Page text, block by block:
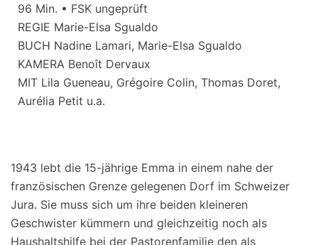
96 Min. • FSK ungeprüft
REGIE Marie-Elsa Sgualdo
BUCH Nadine Lamari, Marie-Elsa Sgualdo
KAMERA Benoît Dervaux
MIT Lila Gueneau, Grégoire Colin, Thomas Doret,
Aurélia Petit u.a.
1943 lebt die 15-jährige Emma in einem nahe der
französischen Grenze gelegenen Dorf im Schweizer
Jura. Sie muss sich um ihre beiden kleineren
Geschwister kümmern und gleichzeitig noch als
Haushaltshilfe bei der Pastorenfamilie den als